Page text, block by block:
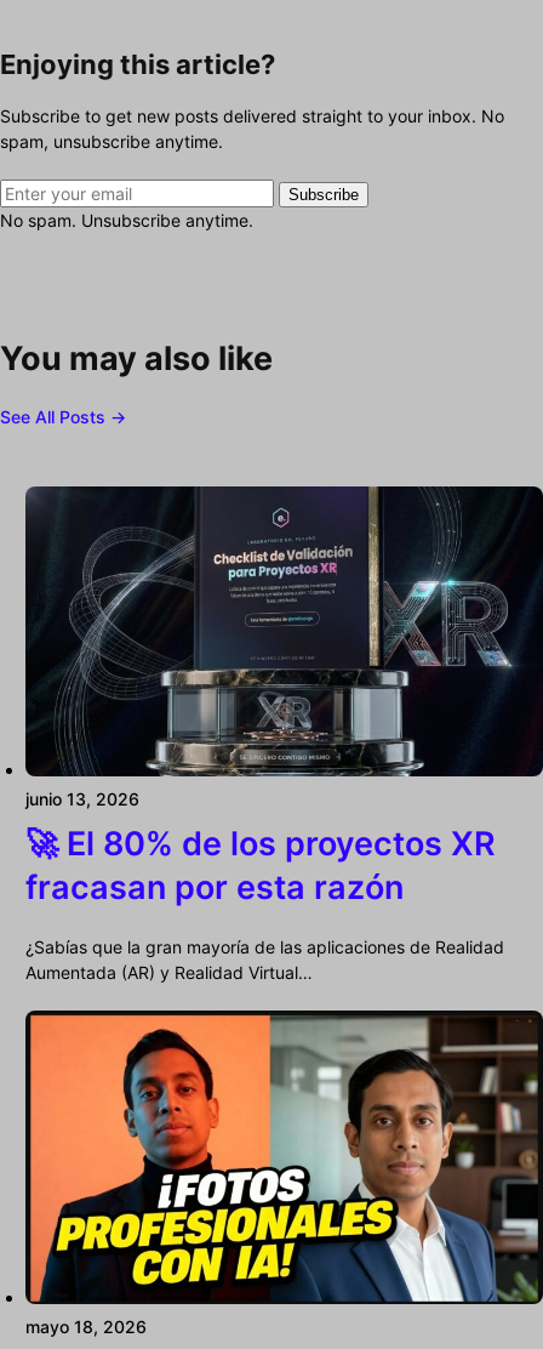
Enjoying this article?
Subscribe to get new posts delivered straight to your inbox. No
spam, unsubscribe anytime.
Subscribe
No spam. Unsubscribe anytime.
You may also like
See All Posts →
junio 13, 2026
🚀 El 80% de los proyectos XR
fracasan por esta razón
¿Sabías que la gran mayoría de las aplicaciones de Realidad
Aumentada (AR) y Realidad Virtual…
mayo 18, 2026